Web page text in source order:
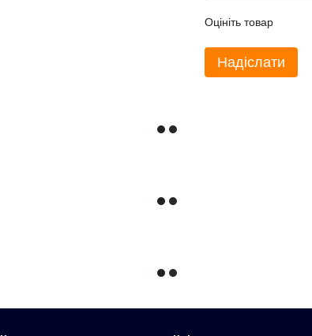
Оцініть товар
Надіслати